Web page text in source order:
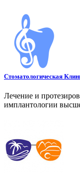
Стоматологическая
Лечение и
имплантологии